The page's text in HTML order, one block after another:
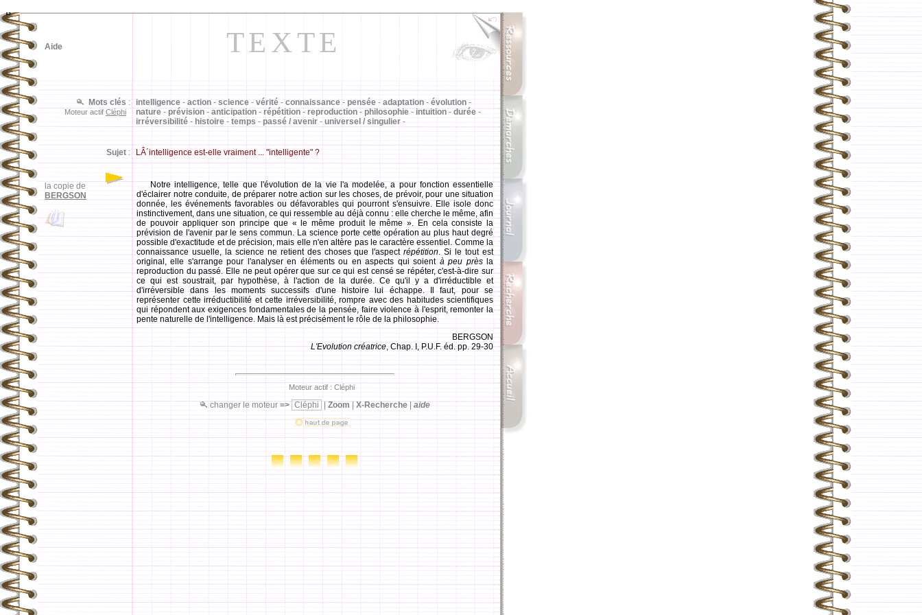
ß
TEXTE
la copie de
BERGSON
intelligence - action - science - vérité - connaissance - pensée - adaptation - évolution -
nature - prévision - anticipation - répétition - reproduction - philosophie - intuition - durée -
irréversibilité - histoire - temps - passé / avenir - universel / singulier -
Mots clés :
Moteur actif Cléphi
Sujet : LÂ´intelligence est-elle vraiment ... "intelligente" ?
Aide
Notre intelligence, telle que l'évolution de la vie l'a modelée, a pour fonction essentielle
d'éclairer notre conduite, de préparer notre action sur les choses, de prévoir, pour une situation
donnée, les événements favorables ou défavorables qui pourront s'ensuivre. Elle isole donc
instinctivement, dans une situation, ce qui ressemble au déjà connu : elle cherche le même, afin
de pouvoir appliquer son principe que « le même produit le même ». En cela consiste la
prévision de l'avenir par le sens commun. La science porte cette opération au plus haut degré
possible d'exactitude et de précision, mais elle n'en altère pas le caractère essentiel. Comme la
connaissance usuelle, la science ne retient des choses que l'aspectrépétition. Si le tout est
original, elle s'arrange pour l'analyser en éléments ou en aspects qui soient à peu prèsla
reproduction du passé. Elle ne peut opérer que sur ce qui est censé se répéter, c'est-à-dire sur
ce qui est soustrait, par hypothèse, à l'action de la durée. Ce qu'il y a d'irréductible et
d'irréversible dans les moments successifs d'une histoire lui échappe. Il faut, pour se
représenter cette irréductibilité et cette irréversibilité, rompre avec des habitudes scientifiques
qui répondent aux exigences fondamentales de la pensée, faire violence à l'esprit, remonter la
pente naturelle de l'intelligence. Mais là est précisément le rôle de la philosophie.
BERGSON
L'Evolution créatrice, Chap. I, P.U.F. éd. pp. 29-30
Moteur actif : Cléphi
changer le moteur => Cléphi Zoom X-Recherche aide